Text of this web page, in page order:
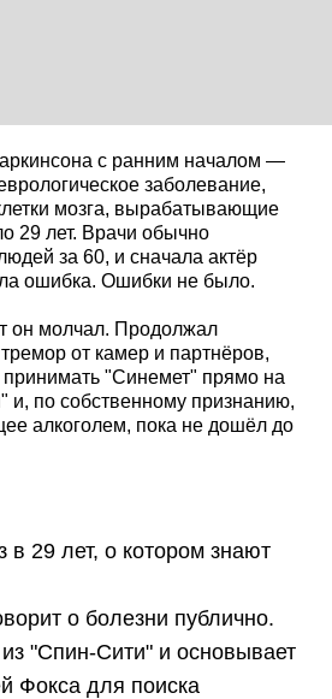
с ранним началом —
заболевание,
мозга, вырабатывающие
29 лет. Врачи обычно
за 60, и сначала актёр
ошибка. Ошибки не было.
он молчал. Продолжал
от камер и партнёров,
принимать "Синемет" прямо на
и, по собственному признанию,
алкоголем, пока не дошёл до
в 29 лет, о котором знают
о болезни публично.
"Спин-Сити" и основывает
Фокса для поиска